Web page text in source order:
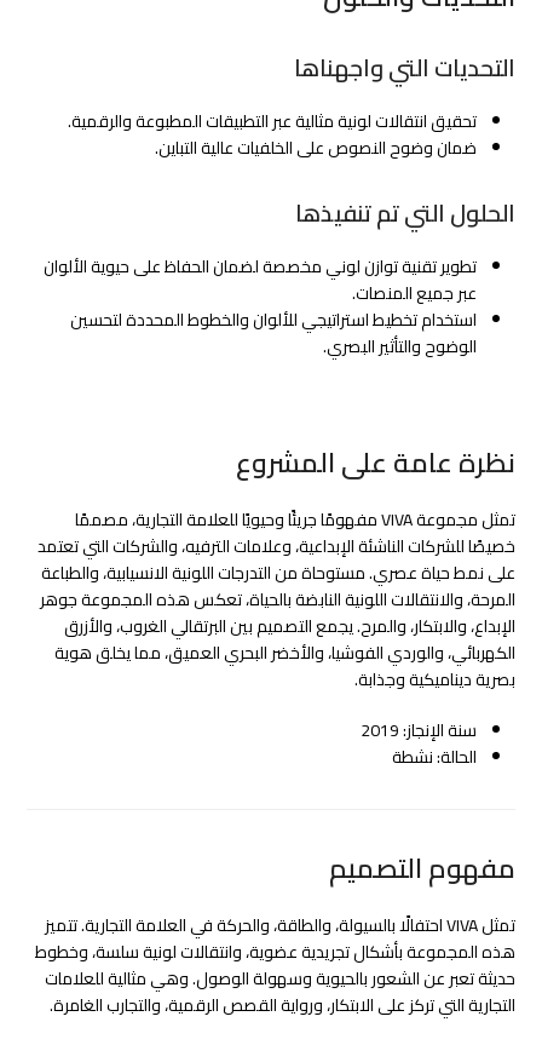
التحديات التي واجهناها
تحقيق انتقالات لونية مثالية عبر التطبيقات المطبوعة والرقمية.
ضمان وضوح النصوص على الخلفيات عالية التباين.
الحلول التي تم تنفيذها
تطوير تقنية توازن لوني مخصصة لضمان الحفاظ على حيوية الألوان
عبر جميع المنصات.
استخدام تخطيط استراتيجي للألوان والخطوط المحددة لتحسين
الوضوح والتأثير البصري.
نظرة عامة على المشروع
تمثل مجموعة VIVA مفهومًا جريئًا وحيويًا للعلامة التجارية، مصممًا
خصيصًا للشركات الناشئة الإبداعية، وعلامات الترفيه، والشركات التي تعتمد
على نمط حياة عصري. مستوحاة من التدرجات اللونية الانسيابية، والطباعة
المرحة، والانتقالات اللونية النابضة بالحياة، تعكس هذه المجموعة جوهر
الإبداع، والابتكار، والمرح. يجمع التصميم بين البرتقالي الغروب، والأزرق
الكهربائي، والوردي الفوشيا، والأخضر البحري العميق، مما يخلق هوية
بصرية ديناميكية وجذابة.
سنة الإنجاز: 2019
الحالة: نشطة
مفهوم التصميم
تمثل VIVA احتفالًا بالسيولة، والطاقة، والحركة في العلامة التجارية. تتميز
هذه المجموعة بأشكال تجريدية عضوية، وانتقالات لونية سلسة، وخطوط
حديثة تعبر عن الشعور بالحيوية وسهولة الوصول. وهي مثالية للعلامات
التجارية التي تركز على الابتكار، ورواية القصص الرقمية، والتجارب الغامرة.